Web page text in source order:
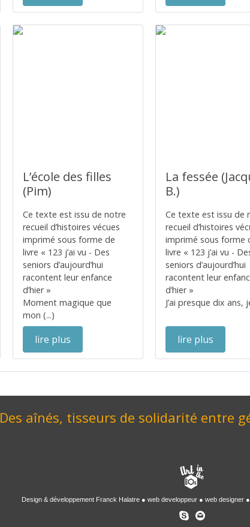
L’école des filles
(Pim)
Ce texte est issu de notre
recueil d’histoires vécues
imprimé sous forme de
livre « 123 j’ai vu - Des
seniors d’aujourd’hui
racontent leur enfance
d’hier »
Moment magique que
mon (...)
lire plus
La fessée
B.)
Ce texte est issu de
recueil d’histoires
imprimé sous forme
livre « 123 j’ai vu -
seniors d’aujourd’hui
racontent leur
d’hier »
J’ai presque dix ans,
lire plus
Des aînés, tisseurs de solidarité entre
Design & développement Franck Halatre web developpeur web designer